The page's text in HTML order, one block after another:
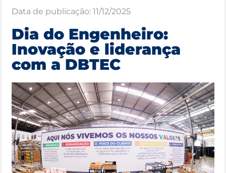
Data de publicação: 11/12/2025
Dia do Engenheiro:
Inovação e liderança
com a DBTEC